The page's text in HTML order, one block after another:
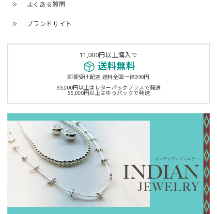
よくある質問
ブランドサイト
11,000円以上購入で
送料無料
郵便受け配達 送料全国一律390円
33,000円以上はレターパックプラスで発送
55,000円以上はゆうパックで発送